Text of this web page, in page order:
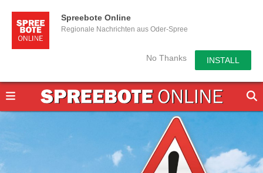
Spreebote Online
Regionale Nachrichten aus Oder-Spree
No Thanks INSTALL